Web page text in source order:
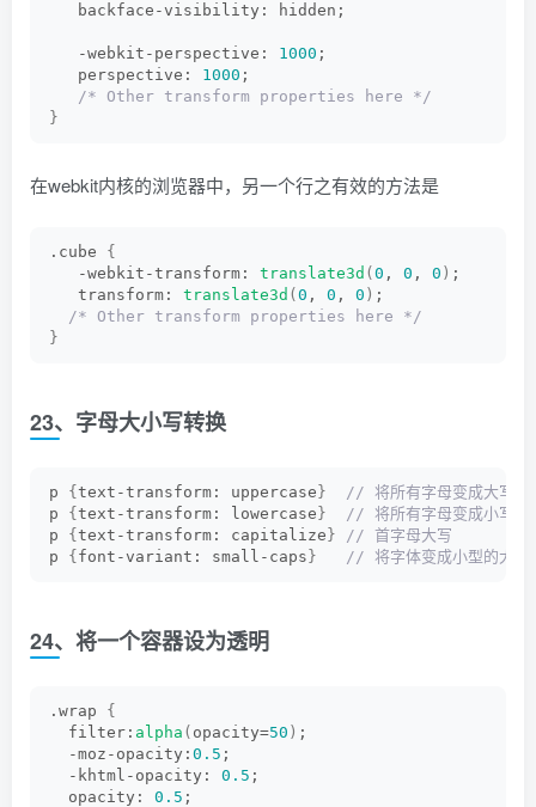
   backface-visibility: hidden;
   -webkit-perspective:
1000 ;
   perspective:
1000 ;
/* Other transform properties here */
}
在webkit内核的浏览器中，另一个行之有效的方法是
.cube {
   -webkit-transform:
translate3d ( 0 , 0 , 0 ) ;
   transform:
translate3d ( 0 , 0 , 0 ) ;
/* Other transform properties here */
}
23、字母大小写转换
p { text-transform: uppercase }
// 将所有字母变成大写字
p { text-transform: lowercase }
// 将所有字母变成小写字
p { text-transform: capitalize } // 首字母大写
p { font-variant: small-caps } // 将字体变成小型的大写
24、将一个容器设为透明
.wrap {
  filter:
alpha ( opacity=50 ) ;
  -moz-opacity:
0.5 ;
  -khtml-opacity:
0.5 ;
  opacity:
0.5 ;